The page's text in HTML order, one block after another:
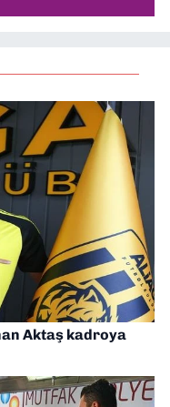
Aktaş kadroya